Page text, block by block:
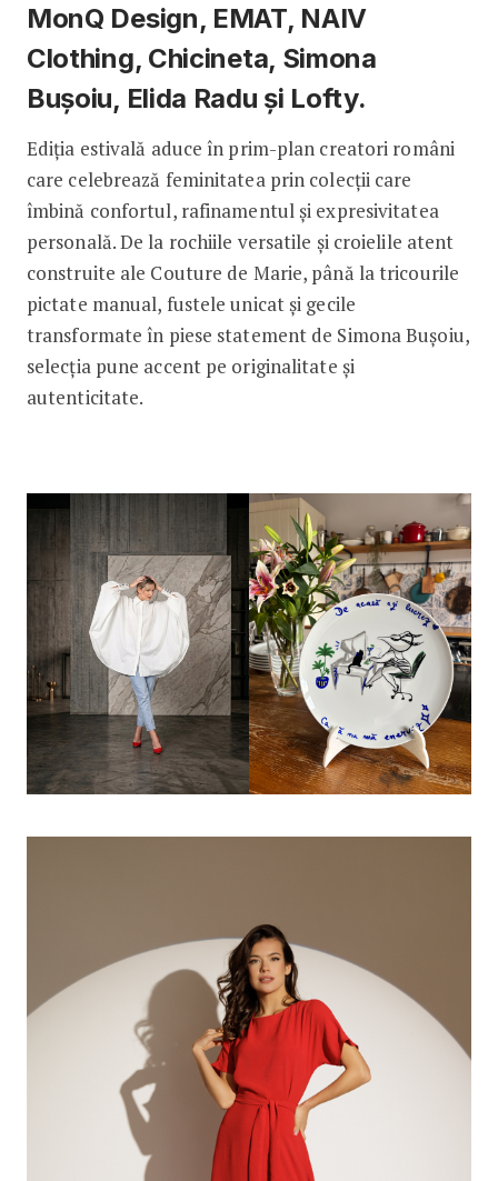
MonQ Design, EMAT, NAIV
Clothing, Chicineta, Simona
Bușoiu, Elida Radu și Lofty.
Ediția estivală aduce în prim-plan creatori români
care celebrează feminitatea prin colecții care
îmbină confortul, rafinamentul și expresivitatea
personală. De la rochiile versatile și croielile atent
construite ale Couture de Marie, până la tricourile
pictate manual, fustele unicat și gecile
transformate în piese statement de Simona Bușoiu,
selecția pune accent pe originalitate și
autenticitate.